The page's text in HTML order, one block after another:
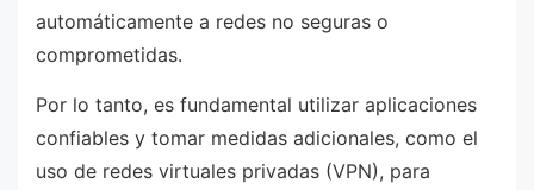
automáticamente a redes no seguras o
comprometidas.
Por lo tanto, es fundamental utilizar aplicaciones
confiables y tomar medidas adicionales, como el
uso de redes virtuales privadas (VPN), para